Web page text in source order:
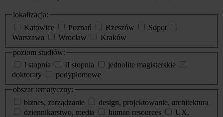
lokalizacja:
Katowice
Poznań Rzeszów
Sopot
Warszawa
Wrocław
Kraków
poziom studiów:
I stopnia
II stopnia
jednolite magisterskie
doktoraty
podyplomowe
obszar tematyczny:
biznes, zarządzanie
design, projektowanie, architektura
dziennikarstwo, media
human resources
UX,